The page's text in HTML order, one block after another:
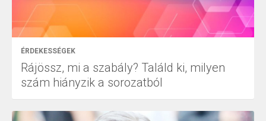
ÉRDEKESSÉGEK
Rájössz, mi a szabály? Találd ki, milyen
szám hiányzik a sorozatból